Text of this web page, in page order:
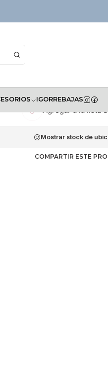
IGORREBAJAS
Primera Puesta
Agregar a la lista
Mostrar stock de
COMPARTIR ESTE